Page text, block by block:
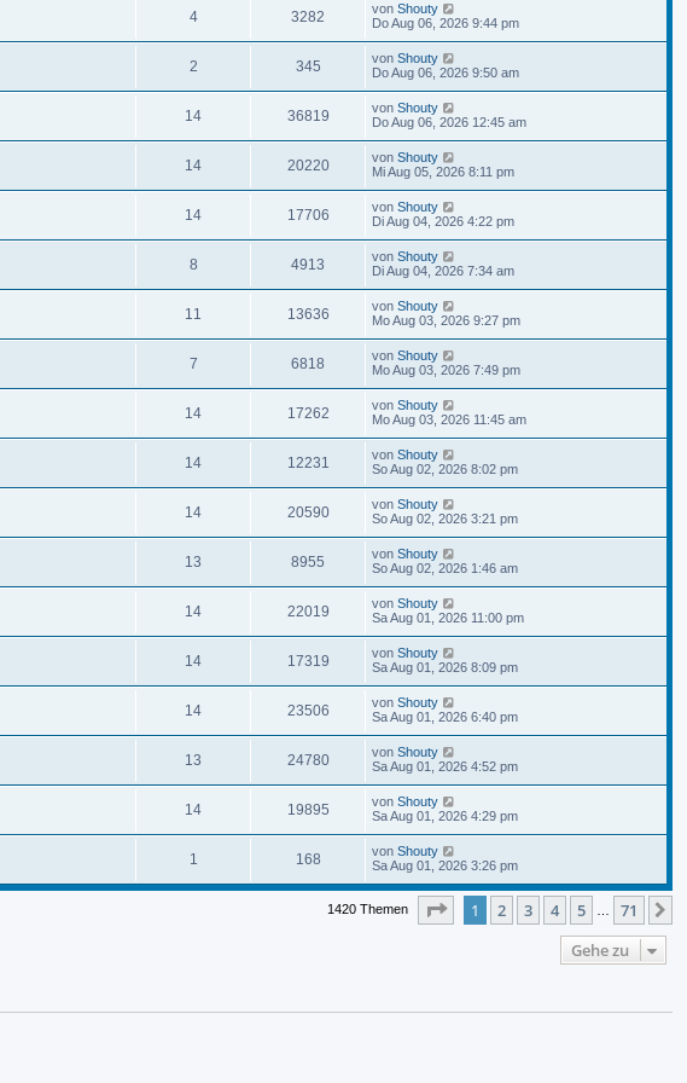
4 3282 von Shouty
Do Aug 06, 2026 9:44 pm
2 345 von Shouty
Do Aug 06, 2026 9:50 am
14 36819 von Shouty
Do Aug 06, 2026 12:45 am
14 20220 von Shouty
Mi Aug 05, 2026 8:11 pm
14 17706 von Shouty
Di Aug 04, 2026 4:22 pm
8 4913 von Shouty
Di Aug 04, 2026 7:34 am
11 13636 von Shouty
Mo Aug 03, 2026 9:27 pm
7 6818 von Shouty
Mo Aug 03, 2026 7:49 pm
14 17262 von Shouty
Mo Aug 03, 2026 11:45 am
14 12231 von Shouty
So Aug 02, 2026 8:02 pm
14 20590 von Shouty
So Aug 02, 2026 3:21 pm
13 8955 von Shouty
So Aug 02, 2026 1:46 am
14 22019 von Shouty
Sa Aug 01, 2026 11:00 pm
14 17319 von Shouty
Sa Aug 01, 2026 8:09 pm
14 23506 von Shouty
Sa Aug 01, 2026 6:40 pm
13 24780 von Shouty
Sa Aug 01, 2026 4:52 pm
14 19895 von Shouty
Sa Aug 01, 2026 4:29 pm
1 168 von Shouty
Sa Aug 01, 2026 3:26 pm
1420 Themen Seite von71
1 2 3 4 5 71
Gehe zu